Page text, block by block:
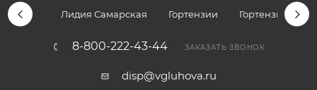
Лидия Самарская Гортензии Гортензии
8-800-222-43-44 ЗАКАЗАТЬ ЗВОНОК
disp@vgluhova.ru